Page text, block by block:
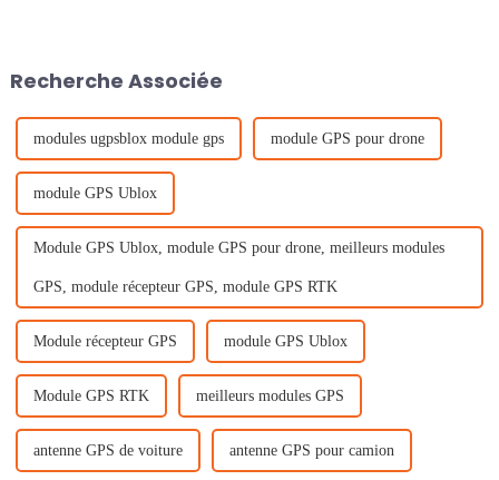
un outil indispensable...
Recherche Associée
modules ugpsblox module gps module GPS pour drone
module GPS Ublox
Module GPS Ublox, module GPS pour drone, meilleurs modules
GPS, module récepteur GPS, module GPS RTK
Module récepteur GPS module GPS Ublox
Module GPS RTK meilleurs modules GPS
antenne GPS de voiture antenne GPS pour camion